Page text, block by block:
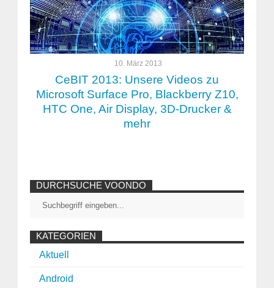
10. März 2013
CeBIT 2013: Unsere Videos zu
Microsoft Surface Pro, Blackberry Z10,
HTC One, Air Display, 3D-Drucker &
mehr
DURCHSUCHE VOONDO
KATEGORIEN
Aktuell
Android